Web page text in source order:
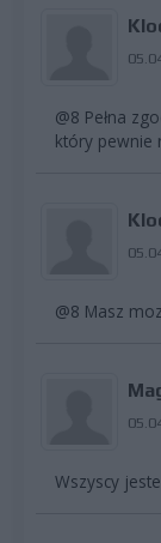
@8 Pełna
który pewnie
@8 Masz
Wszyscy